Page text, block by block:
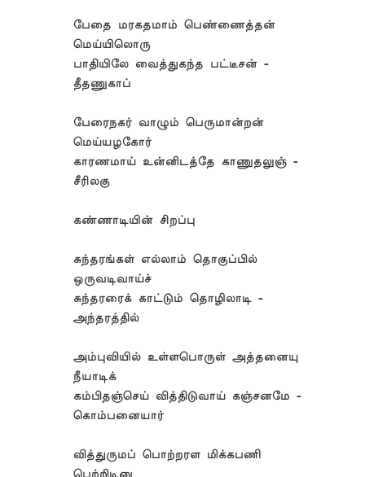
பேதை மரகதமாம் பெண்ணைத்தன்
மெய்யிலொரு
பாதியிலே வைத்துகந்த பட்டீசன் -
தீதணுகாப்
பேரைநகர் வாழும் பெருமான்றன்
மெய்யழகோர்
காரணமாய் உன்னிடத்தே காணுதலுஞ் -
சீரிலகு
கண்ணாடியின் சிறப்பு
சுந்தரங்கள் எல்லாம் தொகுப்பில்
ஒருவடிவாய்ச்
சுந்தரரைக் காட்டும் தொழிலாடி -
அந்தரத்தில்
அம்புவியில் உள்ளபொருள் அத்தனையு
நீயாடிக்
கம்பிதஞ்செய் வித்திடுவாய் கஞ்சனமே -
கொம்பனையார்
வித்துருமப் பொற்றரள மிக்கபணி